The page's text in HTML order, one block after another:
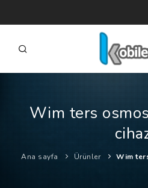
FIRMALAR
ÜRÜNLER
NASIL ÇALIŞIR?
Wim ters
Ana sayfa Ürünler Wim